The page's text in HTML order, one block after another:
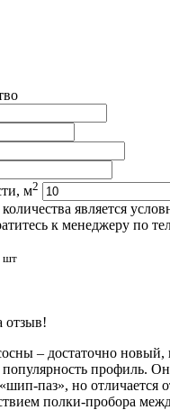
м2
является
к менеджеру по
шт
отзыв!
– достаточно новый,
профиль.
паз», но отличается
полки-пробора